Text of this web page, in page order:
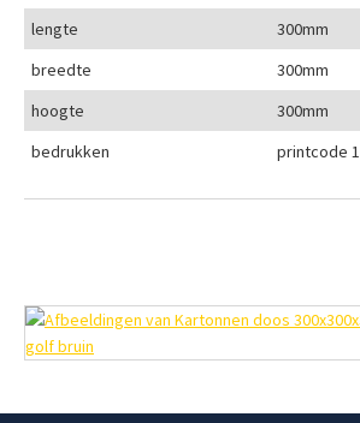
lengte
300mm
breedte
300mm
hoogte
300mm
bedrukken
printcode